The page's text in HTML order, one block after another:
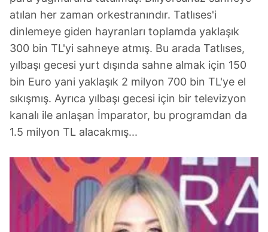
gösterilmeyecektir."
Sizlere daha iyi bir hizmet sunabilmek için İnternet
Sitemizde kendimize ve üçüncü kişilere ait çerezler
kullanılmaktadır. Bu çerezler vasıtasıyla çeşitli kişisel
verileriniz işlenmekte olup gerekli olan çerezler bilgi
toplumu hizmetlerinin sunulması amacıyla
kullanılmaktadır. Diğer çerezler, sitemizin daha işlevsel
kılınması ve kişiselleştirilmesi ve sizlere yönelik
sınırlı olarak açık rızanız dahilinde kullanılacaktır.
Çerezlere ilişkin tercihlerinizi aşağıda yer alan panel
vasıtasıyla belirleyebilirsiniz. Çerezlere ilişkin detaylı bilgi
için Ayarlar butonuna tıklayabilir, Çerez Bilgilendirme
Metnimizi
ziyaret edebilirsiniz.
atılan her zaman orkestranındır. Tatlıses'i
dinlemeye giden hayranları toplamda yaklaşık
300 bin TL'yi sahneye atmış. Bu arada Tatlıses,
yılbaşı gecesi yurt dışında sahne almak için 150
bin Euro yani yaklaşık 2 milyon 700 bin TL'ye el
sıkışmış. Ayrıca yılbaşı gecesi için bir televizyon
kanalı ile anlaşan İmparator, bu programdan da
1.5 milyon TL alacakmış...